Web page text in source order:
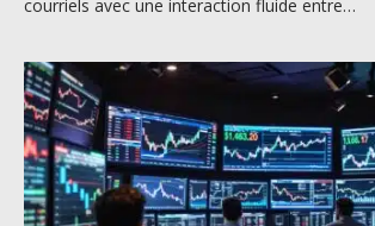
courriels avec une interaction fluide entre…